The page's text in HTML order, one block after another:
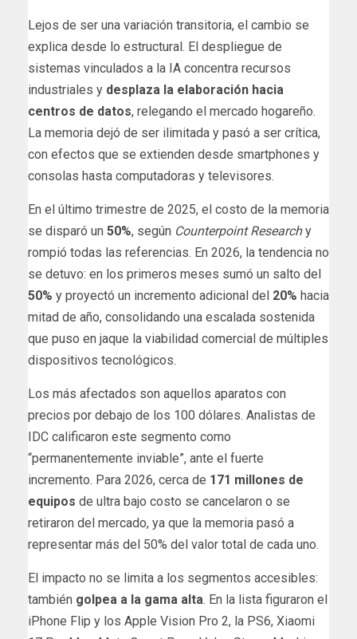
Lejos de ser una variación transitoria, el cambio se
explica desde lo estructural. El despliegue de
sistemas vinculados a la IA concentra recursos
industriales y desplaza la elaboración hacia
centros de datos, relegando el mercado hogareño.
La memoria dejó de ser ilimitada y pasó a ser crítica,
con efectos que se extienden desde smartphones y
consolas hasta computadoras y televisores.
En el último trimestre de 2025, el costo de la memoria
se disparó un 50%, según Counterpoint Researchy
rompió todas las referencias. En 2026, la tendencia no
se detuvo: en los primeros meses sumó un salto del
50% y proyectó un incremento adicional del 20% hacia
mitad de año, consolidando una escalada sostenida
que puso en jaque la viabilidad comercial de múltiples
dispositivos tecnológicos.
Los más afectados son aquellos aparatos con
precios por debajo de los 100 dólares. Analistas de
IDC calificaron este segmento como
“permanentemente inviable”, ante el fuerte
incremento. Para 2026, cerca de 171 millones de
equipos de ultra bajo costo se cancelaron o se
retiraron del mercado, ya que la memoria pasó a
representar más del 50% del valor total de cada uno.
El impacto no se limita a los segmentos accesibles:
también golpea a la gama alta. En la lista figuraron el
iPhone Flip y los Apple Vision Pro 2, la PS6, Xiaomi